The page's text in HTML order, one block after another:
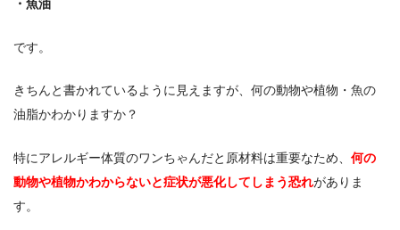
・魚油
です。
きちんと書かれているように見えますが、何の動物や植物・魚の
油脂かわかりますか？
特にアレルギー体質のワンちゃんだと原材料は重要なため、 何の
動物や植物かわからないと症状が悪化してしまう恐れがありま
す。